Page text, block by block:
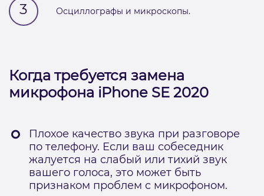
3 Осциллографы и микроскопы.
Когда требуется замена
микрофона iPhone SE 2020
Плохое качество звука при разговоре
по телефону. Если ваш собеседник
жалуется на слабый или тихий звук
вашего голоса, это может быть
признаком проблем с микрофоном.